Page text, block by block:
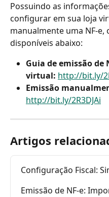
Possuindo as
configurar em sua loja
manualmente uma NF-
disponíveis abaixo:
Guia de emissão
virtual: http://bit.ly/
Emissão
http://bit.ly/2R3DJAi
Artigos
Configuração Fiscal:
Emissão de NF-e: